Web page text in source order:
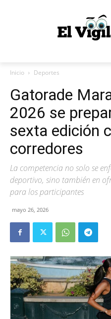
Inicio Deportes
Gatorade
2026 se
sexta edición
corredores
La competencia no solo se
deportivo, sino también en
para los participantes
mayo 26, 2026